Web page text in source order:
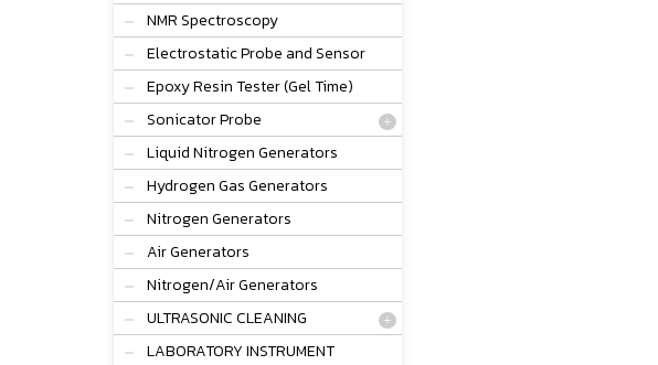
NMR Spectroscopy
Electrostatic Probe and Sensor
Epoxy Resin Tester (Gel Time)
Sonicator Probe
Liquid Nitrogen Generators
Hydrogen Gas Generators
Nitrogen Generators
Air Generators
Nitrogen/Air Generators
ULTRASONIC CLEANING
LABORATORY INSTRUMENT